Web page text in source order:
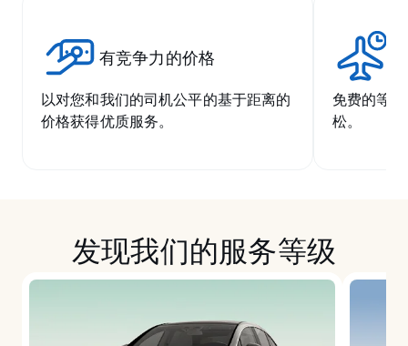
有竞争力的价格
以对您和我们的司机公平的基于距离的
价格获得优质服务。
免费的等
松。
发现我们的服务等级